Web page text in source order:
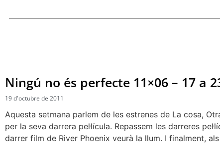
Ningú no és perfecte 11×06 – 17 a
19 d'octubre de 2011
Aquesta setmana parlem de les estrenes de La cosa,
per la seva darrera pel·lícula. Repassem les darreres
darrer film de River Phoenix veurà la llum. I finalment,